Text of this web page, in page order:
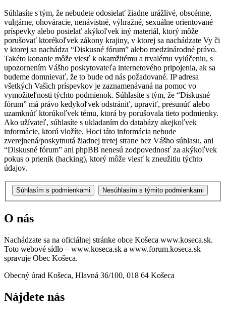
Súhlasíte s tým, že nebudete odosielať žiadne urážlivé, obscénne,
vulgárne, ohováracie, nenávistné, výhražné, sexuálne orientované
príspevky alebo posielať akýkoľvek iný materiál, ktorý môže
porušovať ktorékoľvek zákony krajiny, v ktorej sa nachádzate Vy či
v ktorej sa nachádza “Diskusné fórum” alebo medzinárodné právo.
Takéto konanie môže viesť k okamžitému a trvalému vylúčeniu, s
upozornením Vášho poskytovateľa internetového pripojenia, ak sa
budeme domnievať, že to bude od nás požadované. IP adresa
všetkých Vašich príspevkov je zaznamenávaná na pomoc vo
vymožiteľnosti týchto podmienok. Súhlasíte s tým, že “Diskusné
fórum” má právo kedykoľvek odstrániť, upraviť, presunúť alebo
uzamknúť ktorúkoľvek tému, ktorá by porušovala tieto podmienky.
Ako užívateľ, súhlasíte s ukladaním do databázy akejkoľvek
informácie, ktorú vložíte. Hoci táto informácia nebude
zverejnená/poskytnutá žiadnej tretej strane bez Vášho súhlasu, ani
“Diskusné fórum” ani phpBB nenesú zodpovednosť za akýkoľvek
pokus o prienik (hacking), ktorý môže viesť k zneužitiu týchto
údajov.
O nás
Nachádzate sa na oficiálnej stránke obce Košeca www.koseca.sk.
Toto webové sídlo – www.koseca.sk a www.forum.koseca.sk
spravuje Obec Košeca.
Obecný úrad Košeca, Hlavná 36/100, 018 64 Košeca
Nájdete nás